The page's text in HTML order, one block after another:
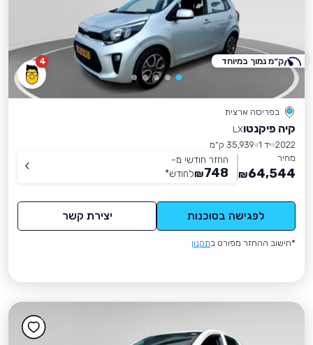
4
בפריסה ארצית
קיה פיקנטוLX
2022 יד 1
35,939 ק״מ
מחיר
64,544
₪
החזר חודשי מ-
748
₪לחודש*
לפגישה בסוכנות יצירת קשר
*חישוב ההחזר מפורט בתקנון
ק״מ נמוך במיוחד